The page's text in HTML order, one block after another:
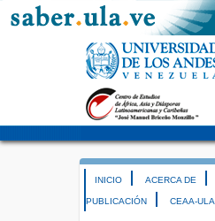
INICIO ACERCA DE
PUBLICACIÓN CEAA-ULA